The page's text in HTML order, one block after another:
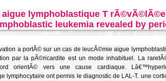
lymphoblastique T
leukemia revealed by
a portÃ© sur un cas de leucÃ©mie aigue
par la pÃ©ricardite est un mode inhabituel. La
orientÃ© vers une cause cardiaque.
lymphocytaire ont permis le diagnostic de LAL-T. une